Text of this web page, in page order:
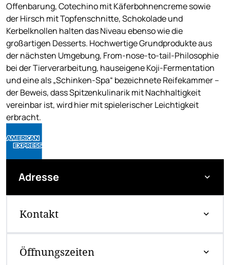
Offenbarung, Cotechino mit Käferbohnencreme sowie
der Hirsch mit Topfenschnitte, Schokolade und
Kerbelknollen halten das Niveau ebenso wie die
großartigen Desserts. Hochwertige Grundprodukte aus
der nächsten Umgebung, From-nose-to-tail-Philosophie
bei der Tierverarbeitung, hauseigene Koji-Fermentation
und eine als „Schinken-Spa“ bezeichnete Reifekammer –
der Beweis, dass Spitzenkulinarik mit Nachhaltigkeit
vereinbar ist, wird hier mit spielerischer Leichtigkeit
erbracht.
Adresse
Kontakt
Öffnungszeiten